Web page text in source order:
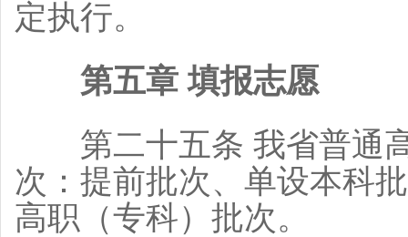
定执行。
第五章 填报志愿
第二十五条 我省普通
次：提前批次、单设本科
高职（专科）批次。